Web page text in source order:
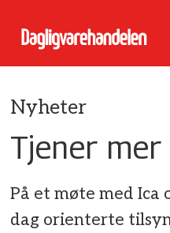
Nyheter
Tjener
På et møte med Ica
dag orienterte